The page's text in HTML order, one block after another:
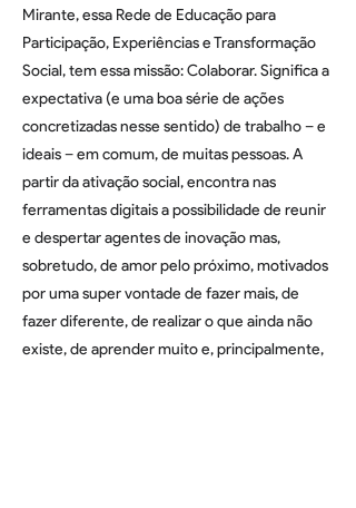
Mirante, essa Rede de Educação para
Participação, Experiências e Transformação
Social, tem essa missão: Colaborar. Significa a
expectativa (e uma boa série de ações
concretizadas nesse sentido) de trabalho – e
ideais – em comum, de muitas pessoas. A
partir da ativação social, encontra nas
ferramentas digitais a possibilidade de reunir
e despertar agentes de inovação mas,
sobretudo, de amor pelo próximo, motivados
por uma super vontade de fazer mais, de
fazer diferente, de realizar o que ainda não
existe, de aprender muito e, principalmente,